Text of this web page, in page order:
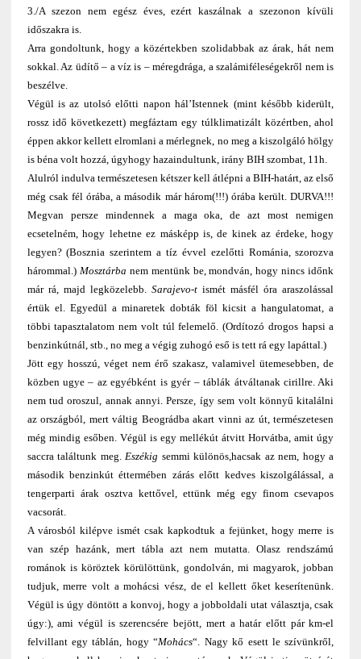
3./A szezon nem egész éves, ezért kaszálnak a szezonon kívüli
időszakra is.
Arra gondoltunk, hogy a közértekben szolidabbak az árak, hát nem
sokkal. Az üdítő – a víz is – méregdrága, a szalámiféleségekről nem is
beszélve.
Végül is az utolsó előtti napon hál’Istennek (mint később kiderült,
rossz idő következett) megfáztam egy túlklimatizált közértben, ahol
éppen akkor kellett elromlani a mérlegnek, no meg a kiszolgáló hölgy
is béna volt hozzá, úgyhogy hazaindultunk, irány BIH szombat, 11h.
Alulról indulva természetesen kétszer kell átlépni a BIH-határt, az első
még csak fél órába, a második már három(!!!) órába került. DURVA!!!
Megvan persze mindennek a maga oka, de azt most nemigen
ecsetelném, hogy lehetne ez másképp is, de kinek az érdeke, hogy
legyen? (Bosznia szerintem a tíz évvel ezelőtti Románia, szorozva
hárommal.) Mosztárba nem mentünk be, mondván, hogy nincs időnk
már rá, majd legközelebb. Sarajevo-t ismét másfél óra araszolással
értük el. Egyedül a minaretek dobták föl kicsit a hangulatomat, a
többi tapasztalatom nem volt túl felemelő. (Ordítozó drogos hapsi a
benzinkútnál, stb., no meg a végig zuhogó eső is tett rá egy lapáttal.)
Jött egy hosszú, véget nem érő szakasz, valamivel ütemesebben, de
közben ugye – az egyébként is gyér – táblák átváltanak cirillre. Aki
nem tud oroszul, annak annyi. Persze, így sem volt könnyű kitalálni
az országból, mert váltig Beográdba akart vinni az út, természetesen
még mindig esőben. Végül is egy mellékút átvitt Horvátba, amit úgy
saccra találtunk meg.Eszékig semmi különös,hacsak az nem, hogy a
második benzinkút éttermében zárás előtt kedves kiszolgálással, a
tengerparti árak osztva kettővel, ettünk még egy finom csevapos
vacsorát.
A városból kilépve ismét csak kapkodtuk a fejünket, hogy merre is
van szép hazánk, mert tábla azt nem mutatta. Olasz rendszámú
románok is köröztek körülöttünk, gondolván, mi magyarok, jobban
tudjuk, merre volt a mohácsi vész, de el kellett őket keserítenünk.
Végül is úgy döntött a konvoj, hogy a jobboldali utat választja, csak
úgy:), ami végül is szerencsére bejött, mert a határ előtt pár km-el
felvillant egy táblán, hogy “Mohács“. Nagy kő esett le szívünkről,